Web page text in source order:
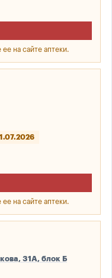
ее на сайте аптеки.
ее на сайте аптеки.
31А, блок Б